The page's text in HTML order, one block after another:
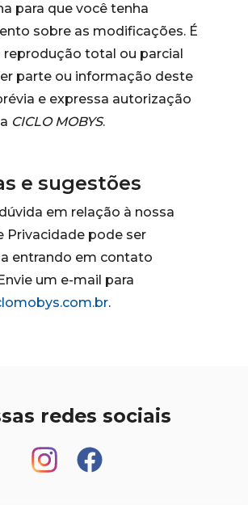
para que você tenha
sobre as modificações. É
reprodução total ou parcial
parte ou informação deste
e expressa autorização
CICLO MOBYS.
e sugestões
em relação à nossa
Privacidade pode ser
entrando em contato
um e-mail para
.
redes sociais